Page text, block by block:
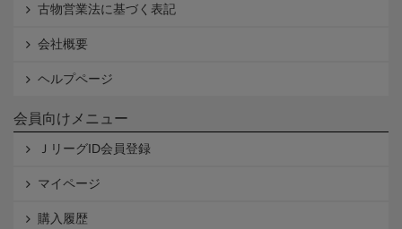
古物営業法に基づく表記
会社概要
ヘルプページ
会員向けメニュー
ＪリーグID会員登録
マイページ
購入履歴